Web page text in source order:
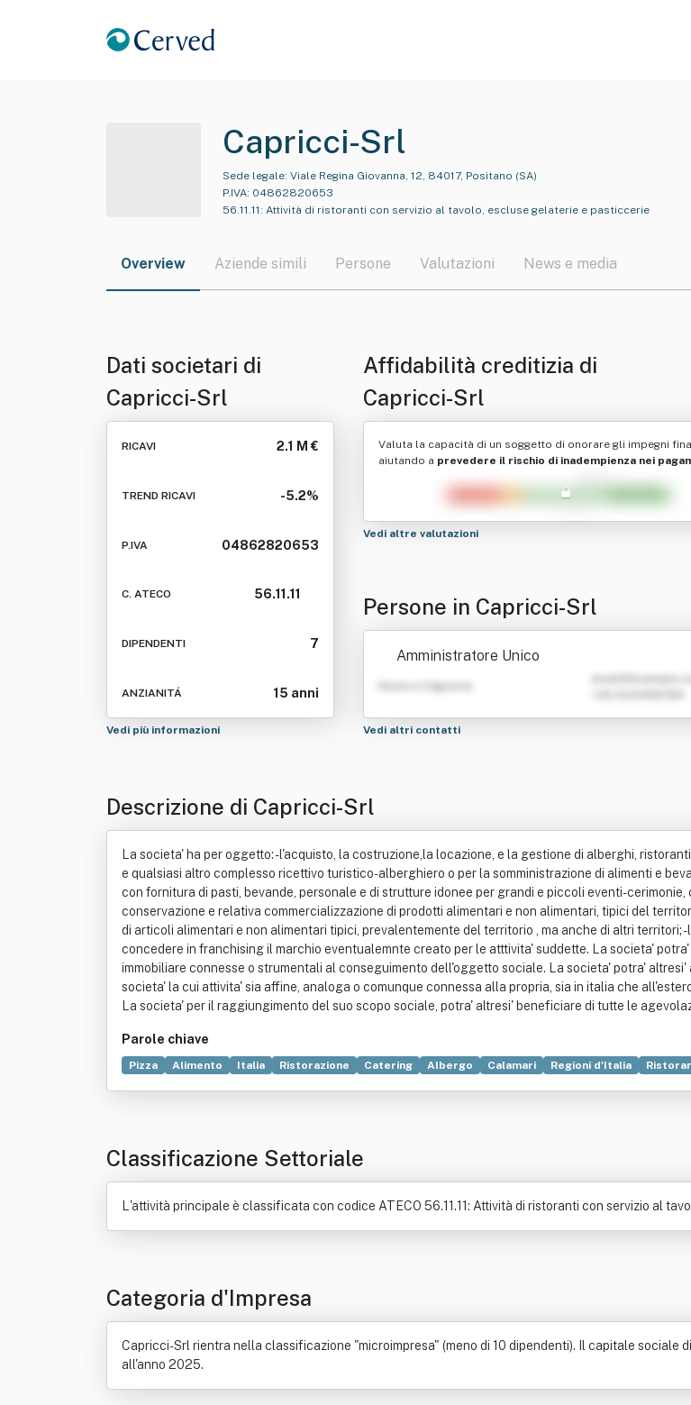
Capricci-Srl
Sede legale: Viale Regina Giovanna, 12, 84017, Positano (SA)
P.IVA: 04862820653
56.11.11 : Attività di ristoranti con servizio al tavolo, escluse gelaterie e pasticcerie
Overview Aziende simili Persone Valutazioni News e media
Dati societari di
Capricci-Srl
RICAVI 2.1 M €
TREND RICAVI -5.2%
P.IVA 04862820653
C. ATECO 56.11.11
DIPENDENTI 7
ANZIANITÁ 15 anni
Vedi più informazioni
Affidabilità creditizia di
Capricci-Srl
Valuta la capacità di un soggetto di onorare gli impegni
aiutando a prevedere il rischio di inadempienza nei
Vedi altre valutazioni
Persone in Capricci-Srl
Amministratore Unico
Nome e Cognome
Vedi altri contatti
Descrizione di Capricci-Srl
La societa' ha per oggetto: -l'acquisto, la costruzione,la locazione, e la gestione di alberghi,
e qualsiasi altro complesso ricettivo turistico-alberghiero o per la somministrazione di alimenti e
con fornitura di pasti, bevande, personale e di strutture idonee per grandi e piccoli eventi-
conservazione e relativa commercializzazione di prodotti alimentari e non alimentari, tipici del
di articoli alimentari e non alimentari tipici, prevalentemente del territorio , ma anche di altri territori;
concedere in franchising il marchio eventualemnte creato per le atttivita' suddette. La societa'
immobiliare connesse o strumentali al conseguimento dell'oggetto sociale. La societa' potra'
societa' la cui attivita' sia affine, analoga o comunque connessa alla propria, sia in italia che
La societa' per il raggiungimento del suo scopo sociale, potra' altresi' beneficiare di tutte le
Parole chiave
Pizza Alimento Italia Ristorazione Catering Albergo Calamari Regioni d'Italia
Classificazione Settoriale
L'attività principale è classificata con codice ATECO 56.11.11: Attività di ristoranti con servizio al
Categoria d'Impresa
Capricci-Srl rientra nella classificazione "microimpresa" (meno di 10 dipendenti). Il capitale sociale
all'anno 2025.